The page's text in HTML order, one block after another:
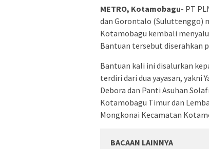
METRO, Kotamobagu- PT
dan Gorontalo (Suluttenggo)
Kotamobagu kembali
Bantuan tersebut diserahkan
Bantuan kali ini disalurkan
terdiri dari dua yayasan, yakni
Debora dan Panti Asuhan
Kotamobagu Timur dan
Mongkonai Kecamatan
BACAAN LAINNYA